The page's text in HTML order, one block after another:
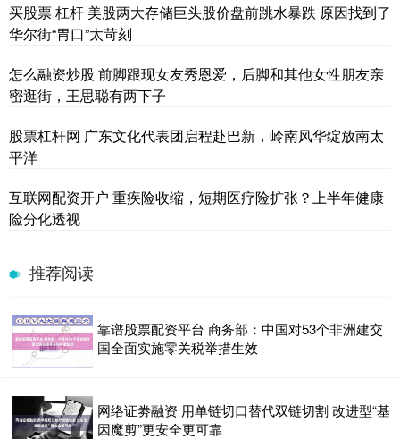
买股票 杠杆 美股两大存储巨头股价盘前跳水暴跌 原因找到了
华尔街“胃口”太苛刻
怎么融资炒股 前脚跟现女友秀恩爱，后脚和其他女性朋友亲
密逛街，王思聪有两下子
股票杠杆网 广东文化代表团启程赴巴新，岭南风华绽放南太
平洋
互联网配资开户 重疾险收缩，短期医疗险扩张？上半年健康
险分化透视
推荐阅读
靠谱股票配资平台 商务部：中国对53个非洲建交
国全面实施零关税举措生效
网络证劵融资 用单链切口替代双链切割 改进型“基
因魔剪”更安全更可靠